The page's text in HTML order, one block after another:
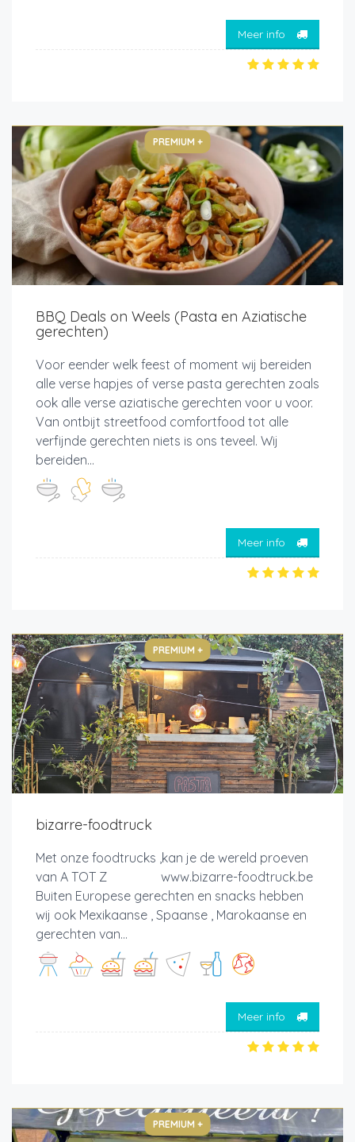
Meer info
PREMIUM +
BBQ Deals on Weels (Pasta en Aziatische
gerechten)
Voor eender welk feest of moment wij bereiden
alle verse hapjes of verse pasta gerechten zoals
ook alle verse aziatische gerechten voor u voor.
Van ontbijt streetfood comfortfood tot alle
verfijnde gerechten niets is ons teveel. Wij
bereiden...
Meer info
PREMIUM +
bizarre-foodtruck
Met onze foodtrucks ,kan je de wereld proeven
van A TOT Z www.bizarre-foodtruck.be
Buiten Europese gerechten en snacks hebben
wij ook Mexikaanse , Spaanse , Marokaanse en
gerechten van...
Meer info
PREMIUM +